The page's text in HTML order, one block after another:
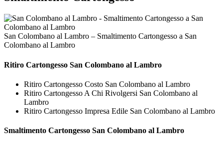
San Colombano al Lambro – Smaltimento Cartongesso a San
Colombano al Lambro
Ritiro Cartongesso San Colombano al Lambro
Ritiro Cartongesso Costo San Colombano al Lambro
Ritiro Cartongesso A Chi Rivolgersi San Colombano al
Lambro
Ritiro Cartongesso Impresa Edile San Colombano al Lambro
Smaltimento Cartongesso San Colombano al Lambro